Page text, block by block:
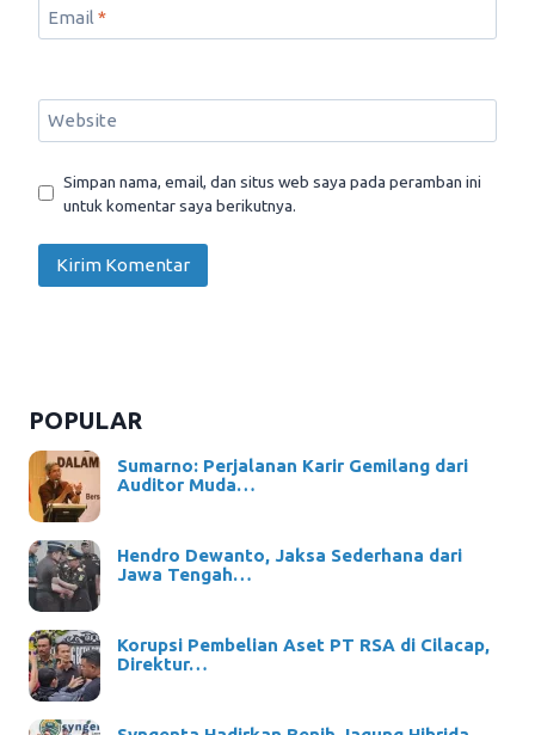
Email *
Website
Simpan nama, email, dan situs web saya pada peramban ini
untuk komentar saya berikutnya.
POPULAR
Sumarno: Perjalanan Karir Gemilang dari
Auditor Muda…
Hendro Dewanto, Jaksa Sederhana dari
Jawa Tengah…
Korupsi Pembelian Aset PT RSA di Cilacap,
Direktur…